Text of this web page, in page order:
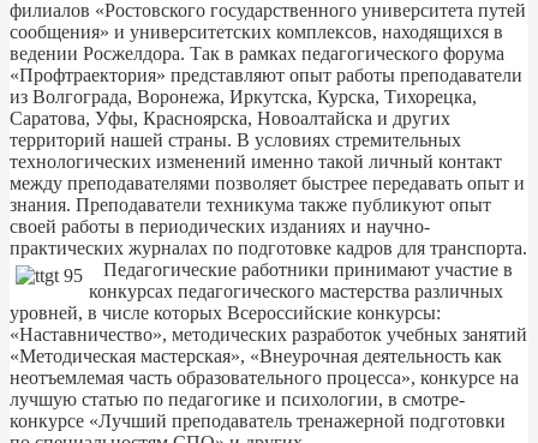
филиалов «Ростовского государственного университета путей
сообщения» и университетских комплексов, находящихся в
ведении Росжелдора. Так в рамках педагогического форума
«Профтраектория» представляют опыт работы преподаватели
из Волгограда, Воронежа, Иркутска, Курска, Тихорецка,
Саратова, Уфы, Красноярска, Новоалтайска и других
территорий нашей страны. В условиях стремительных
технологических изменений именно такой личный контакт
между преподавателями позволяет быстрее передавать опыт и
знания. Преподаватели техникума также публикуют опыт
своей работы в периодических изданиях и научно-
практических журналах по подготовке кадров для транспорта.
Педагогические работники принимают участие в
конкурсах педагогического мастерства различных
уровней, в числе которых Всероссийские конкурсы:
«Наставничество», методических разработок учебных занятий
«Методическая мастерская», «Внеурочная деятельность как
неотъемлемая часть образовательного процесса», конкурсе на
лучшую статью по педагогике и психологии, в смотре-
конкурсе «Лучший преподаватель тренажерной подготовки